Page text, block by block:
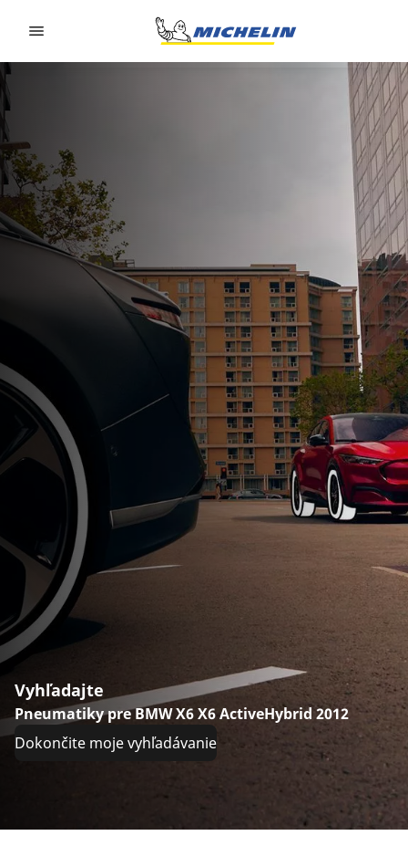
Vyhľadajte
Pneumatiky pre BMW X6 X6 ActiveHybrid 2012
Dokončite moje vyhľadávanie